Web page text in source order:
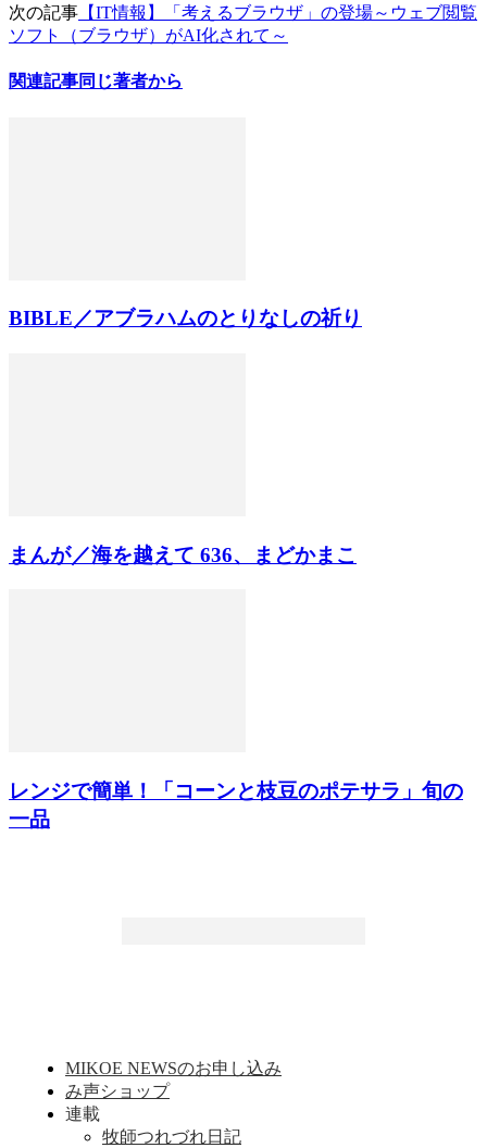
次の記事 【IT情報】「考えるブラウザ」の登場～ウェブ閲覧
ソフト（ブラウザ）がAI化されて～
関連記事同じ著者から
BIBLE／アブラハムのとりなしの祈り
まんが／海を越えて 636、まどかまこ
レンジで簡単！「コーンと枝豆のポテサラ」旬の
一品
MIKOE NEWSのお申し込み
み声ショップ
連載
牧師つれづれ日記